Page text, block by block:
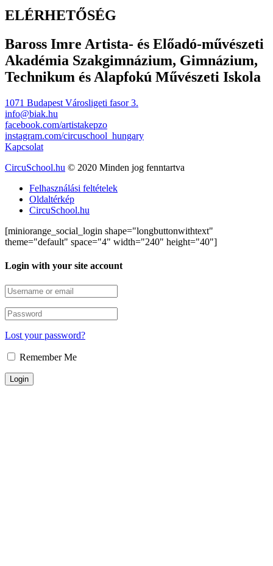
ELÉRHETŐSÉG
Baross Imre Artista- és Előadó-művészeti
Akadémia Szakgimnázium, Gimnázium,
Technikum és Alapfokú Művészeti Iskola
1071 Budapest Városligeti fasor 3.
info@biak.hu
facebook.com/artistakepzo
instagram.com/circuschool_hungary
Kapcsolat
CircuSchool.hu © 2020 Minden jog fenntartva
Felhasználási feltételek
Oldaltérkép
CircuSchool.hu
[miniorange_social_login shape="longbuttonwithtext"
theme="default" space="4" width="240" height="40"]
Login with your site account
Lost your password?
Remember Me